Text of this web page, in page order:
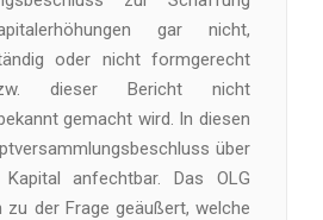
gar nicht,
oder nicht formgerecht
dieser Bericht nicht
gemacht wird. In diesen
über
anfechtbar. Das OLG
der Frage geäußert, welche